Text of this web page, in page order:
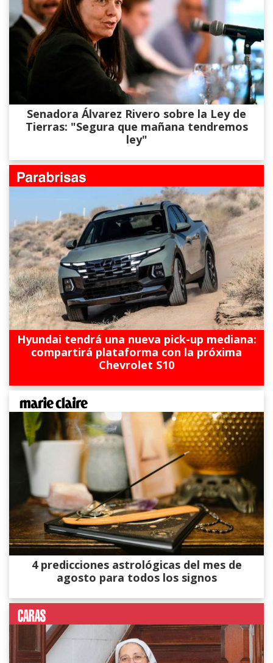
Senadora Álvarez​ Rivero sobre la Ley de
Tierras: "Segura que mañana tendremos
ley"
Hyundai tendrá una nueva pick-up mediana:
compartirá plataforma con la próxima
Chevrolet S10
4 predicciones astrológicas del mes de
agosto para todos los signos